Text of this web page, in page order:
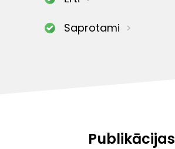
Saprotami
Publikācijas